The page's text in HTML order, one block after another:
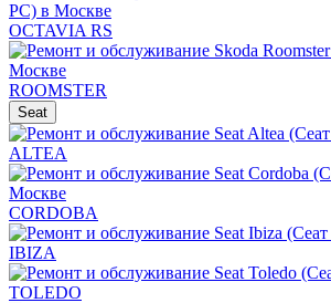
OCTAVIA RS
ROOMSTER
Seat
ALTEA
CORDOBA
IBIZA
TOLEDO